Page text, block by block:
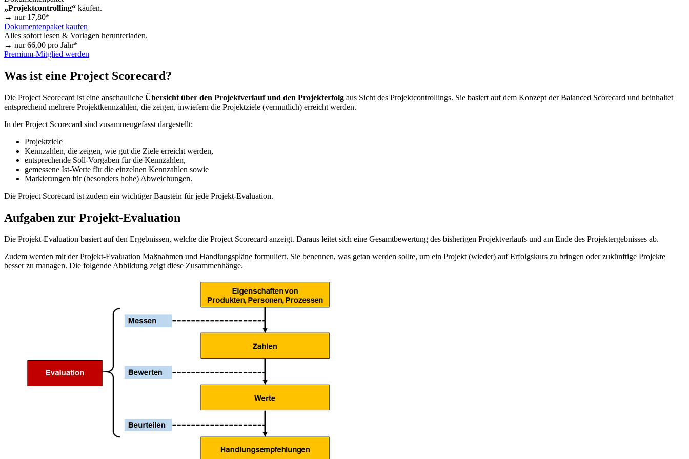
„Projektcontrolling“ kaufen.
→ nur 17,80*
Dokumentenpaket kaufen
Alles sofort lesen & Vorlagen herunterladen.
→ nur66,00 pro Jahr*
Premium-Mitglied werden
Was ist eine Project Scorecard?
Die Project Scorecard ist eine anschauliche Übersicht über den Projektverlauf und den Projekterfolg aus Sicht des Projektcontrollings. Sie basiert auf dem Konzept der Balanced Scorecard und beinhaltet
entsprechend mehrere Projektkennzahlen, die zeigen, inwiefern die Projektziele (vermutlich) erreicht werden.
In der Project Scorecard sind zusammengefasst dargestellt:
Projektziele
Kennzahlen, die zeigen, wie gut die Ziele erreicht werden,
entsprechende Soll-Vorgaben für die Kennzahlen,
gemessene Ist-Werte für die einzelnen Kennzahlen sowie
Markierungen für (besonders hohe) Abweichungen.
Die Project Scorecard ist zudem ein wichtiger Baustein für jede Projekt-Evaluation.
Aufgaben zur Projekt-Evaluation
Die Projekt-Evaluation basiert auf den Ergebnissen, welche die Project Scorecard anzeigt. Daraus leitet sich eine Gesamtbewertung des bisherigen Projektverlaufs und am Ende des Projektergebnisses ab.
Zudem werden mit der Projekt-Evaluation Maßnahmen und Handlungspläne formuliert. Sie benennen, was getan werden sollte, um ein Projekt (wieder) auf Erfolgskurs zu bringen oder zukünftige Projekte
besser zu managen. Die folgende Abbildung zeigt diese Zusammenhänge.